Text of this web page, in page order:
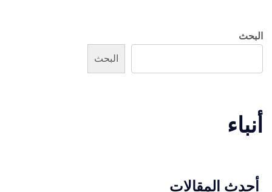
البحث
البحث
أنباء
أحدث المقالات